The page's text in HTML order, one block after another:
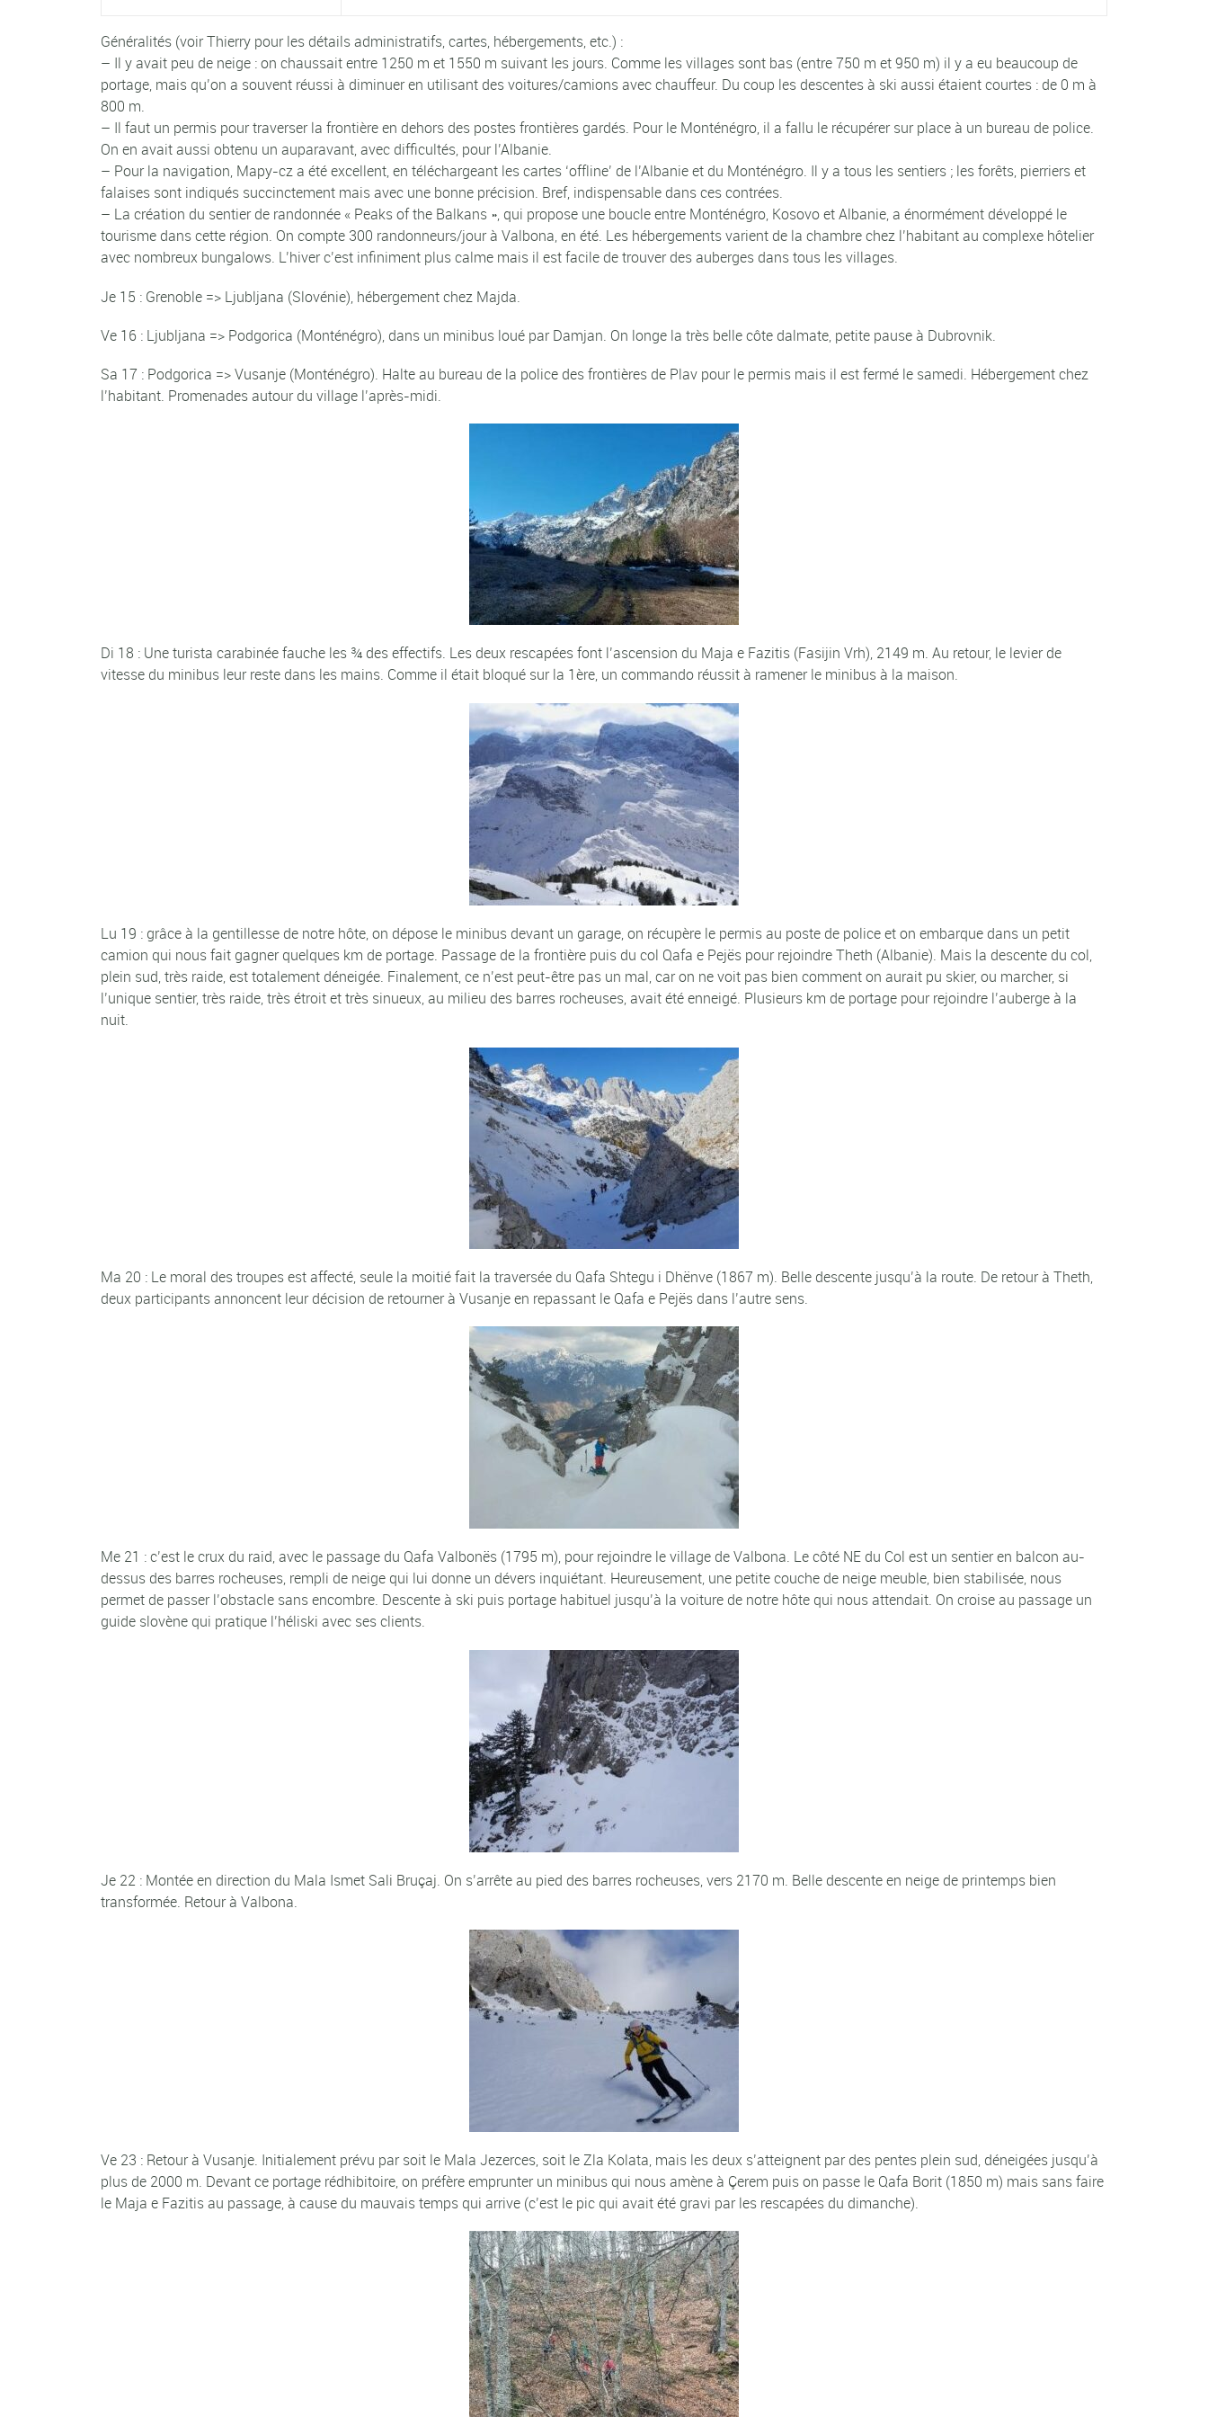
Généralités (voir Thierry pour les détails administratifs, cartes, hébergements, etc.) :
– Il y avait peu de neige : on chaussait entre 1250 m et 1550 m suivant les jours. Comme les villages sont bas (entre 750 m et 950 m) il y a eu beaucoup de
portage, mais qu’on a souvent réussi à diminuer en utilisant des voitures/camions avec chauffeur. Du coup les descentes à ski aussi étaient courtes : de 0 m à
800 m.
– Il faut un permis pour traverser la frontière en dehors des postes frontières gardés. Pour le Monténégro, il a fallu le récupérer sur place à un bureau de police.
On en avait aussi obtenu un auparavant, avec difficultés, pour l’Albanie.
– Pour la navigation, Mapy-cz a été excellent, en téléchargeant les cartes ‘offline’ de l’Albanie et du Monténégro. Il y a tous les sentiers ; les forêts, pierriers et
falaises sont indiqués succinctement mais avec une bonne précision. Bref, indispensable dans ces contrées.
– La création du sentier de randonnée « Peaks of the Balkans », qui propose une boucle entre Monténégro, Kosovo et Albanie, a énormément développé le
tourisme dans cette région. On compte 300 randonneurs/jour à Valbona, en été. Les hébergements varient de la chambre chez l’habitant au complexe hôtelier
avec nombreux bungalows. L’hiver c’est infiniment plus calme mais il est facile de trouver des auberges dans tous les villages.
Je 15 : Grenoble => Ljubljana (Slovénie), hébergement chez Majda.
Ve 16 : Ljubljana => Podgorica (Monténégro), dans un minibus loué par Damjan. On longe la très belle côte dalmate, petite pause à Dubrovnik.
Sa 17 : Podgorica => Vusanje (Monténégro). Halte au bureau de la police des frontières de Plav pour le permis mais il est fermé le samedi. Hébergement chez
l’habitant. Promenades autour du village l’après-midi.
Di 18 : Une turista carabinée fauche les ¾ des effectifs. Les deux rescapées font l’ascension du Maja e Fazitis (Fasijin Vrh), 2149 m. Au retour, le levier de
vitesse du minibus leur reste dans les mains. Comme il était bloqué sur la 1ère, un commando réussit à ramener le minibus à la maison.
Lu 19 : grâce à la gentillesse de notre hôte, on dépose le minibus devant un garage, on récupère le permis au poste de police et on embarque dans un petit
camion qui nous fait gagner quelques km de portage. Passage de la frontière puis du col Qafa e Pejës pour rejoindre Theth (Albanie). Mais la descente du col,
plein sud, très raide, est totalement déneigée. Finalement, ce n’est peut-être pas un mal, car on ne voit pas bien comment on aurait pu skier, ou marcher, si
l’unique sentier, très raide, très étroit et très sinueux, au milieu des barres rocheuses, avait été enneigé. Plusieurs km de portage pour rejoindre l’auberge à la
nuit.
Ma 20 : Le moral des troupes est affecté, seule la moitié fait la traversée du Qafa Shtegu i Dhënve (1867 m). Belle descente jusqu’à la route. De retour à Theth,
deux participants annoncent leur décision de retourner à Vusanje en repassant le Qafa e Pejës dans l’autre sens.
Me 21 : c’est le crux du raid, avec le passage du Qafa Valbonës (1795 m), pour rejoindre le village de Valbona. Le côté NE du Col est un sentier en balcon au-
dessus des barres rocheuses, rempli de neige qui lui donne un dévers inquiétant. Heureusement, une petite couche de neige meuble, bien stabilisée, nous
permet de passer l’obstacle sans encombre. Descente à ski puis portage habituel jusqu’à la voiture de notre hôte qui nous attendait. On croise au passage un
guide slovène qui pratique l’héliski avec ses clients.
Je 22 : Montée en direction du Mala Ismet Sali Bruçaj. On s’arrête au pied des barres rocheuses, vers 2170 m. Belle descente en neige de printemps bien
transformée. Retour à Valbona.
Ve 23 : Retour à Vusanje. Initialement prévu par soit le Mala Jezerces, soit le Zla Kolata, mais les deux s’atteignent par des pentes plein sud, déneigées jusqu’à
plus de 2000 m. Devant ce portage rédhibitoire, on préfère emprunter un minibus qui nous amène à Çerem puis on passe le Qafa Borit (1850 m) mais sans faire
le Maja e Fazitis au passage, à cause du mauvais temps qui arrive (c’est le pic qui avait été gravi par les rescapées du dimanche).